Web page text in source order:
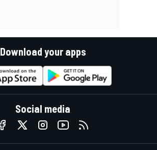
Download your apps
Social media